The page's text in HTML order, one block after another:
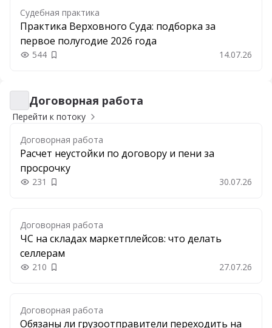
Судебная практика
Практика Верховного Суда: подборка за
первое полугодие 2026 года
544 Добавить в закладки 14.07.26
Договорная работа
Договорная работа
Перейти к потоку
Договорная работа
Расчет неустойки по договору и пени за
просрочку
231 Добавить в закладки 30.07.26
Договорная работа
ЧС на складах маркетплейсов: что делать
селлерам
210 Добавить в закладки 27.07.26
Договорная работа
Обязаны ли грузоотправители переходить на